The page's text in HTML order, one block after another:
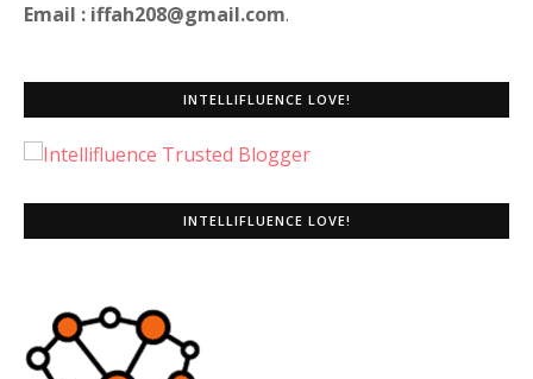
Email : iffah208@gmail.com.
INTELLIFLUENCE LOVE!
INTELLIFLUENCE LOVE!